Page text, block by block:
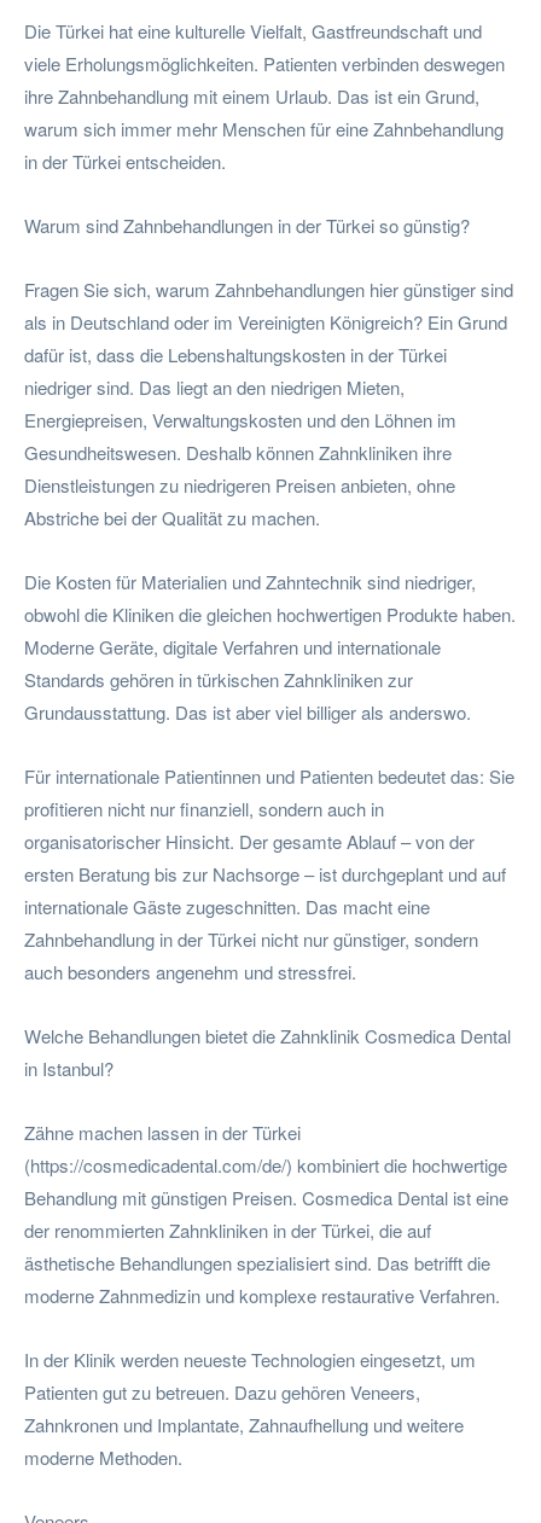
Die Türkei hat eine kulturelle Vielfalt, Gastfreundschaft und
viele Erholungsmöglichkeiten. Patienten verbinden deswegen
ihre Zahnbehandlung mit einem Urlaub. Das ist ein Grund,
warum sich immer mehr Menschen für eine Zahnbehandlung
in der Türkei entscheiden.
Warum sind Zahnbehandlungen in der Türkei so günstig?
Fragen Sie sich, warum Zahnbehandlungen hier günstiger sind
als in Deutschland oder im Vereinigten Königreich? Ein Grund
dafür ist, dass die Lebenshaltungskosten in der Türkei
niedriger sind. Das liegt an den niedrigen Mieten,
Energiepreisen, Verwaltungskosten und den Löhnen im
Gesundheitswesen. Deshalb können Zahnkliniken ihre
Dienstleistungen zu niedrigeren Preisen anbieten, ohne
Abstriche bei der Qualität zu machen.
Die Kosten für Materialien und Zahntechnik sind niedriger,
obwohl die Kliniken die gleichen hochwertigen Produkte haben.
Moderne Geräte, digitale Verfahren und internationale
Standards gehören in türkischen Zahnkliniken zur
Grundausstattung. Das ist aber viel billiger als anderswo.
Für internationale Patientinnen und Patienten bedeutet das: Sie
profitieren nicht nur finanziell, sondern auch in
organisatorischer Hinsicht. Der gesamte Ablauf – von der
ersten Beratung bis zur Nachsorge – ist durchgeplant und auf
internationale Gäste zugeschnitten. Das macht eine
Zahnbehandlung in der Türkei nicht nur günstiger, sondern
auch besonders angenehm und stressfrei.
Welche Behandlungen bietet die Zahnklinik Cosmedica Dental
in Istanbul?
Zähne machen lassen in der Türkei
(https://cosmedicadental.com/de/) kombiniert die hochwertige
Behandlung mit günstigen Preisen. Cosmedica Dental ist eine
der renommierten Zahnkliniken in der Türkei, die auf
ästhetische Behandlungen spezialisiert sind. Das betrifft die
moderne Zahnmedizin und komplexe restaurative Verfahren.
In der Klinik werden neueste Technologien eingesetzt, um
Patienten gut zu betreuen. Dazu gehören Veneers,
Zahnkronen und Implantate, Zahnaufhellung und weitere
moderne Methoden.